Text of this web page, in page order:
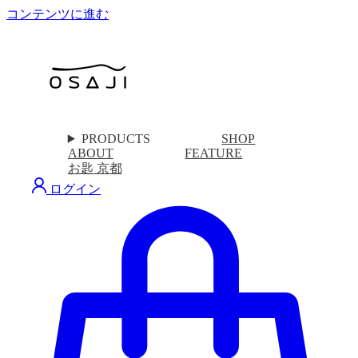
コンテンツに進む
PRODUCTS
SHOP
ABOUT
FEATURE
お匙 京都
ログイン